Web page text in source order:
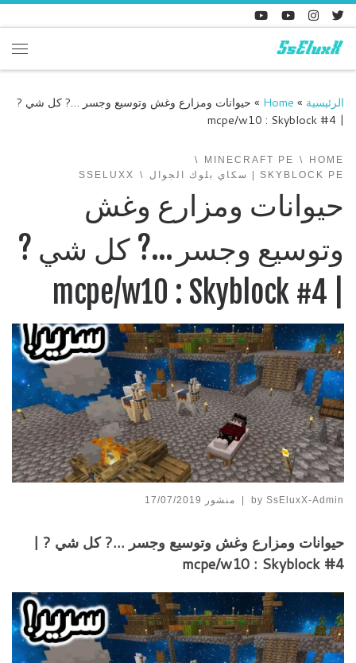
Skip to content
الرئيسية »
Home
» حيوانات ومزارع وغش وتوسيع وجسر …? كل شي ?
| mcpe/w10 : Skyblock #4
HOME
MINECRAFT PE
SKYBLOCK PE | سكاي بلوك الجوال
SSELUXX
حيوانات ومزارع وغش
وتوسيع وجسر …? كل شي ?
by SsEluxX-Admin
| منشور 17/07/2019
حيوانات ومزارع وغش وتوسيع وجسر …? كل شي ? |
mcpe/w10 : Skyblock #4